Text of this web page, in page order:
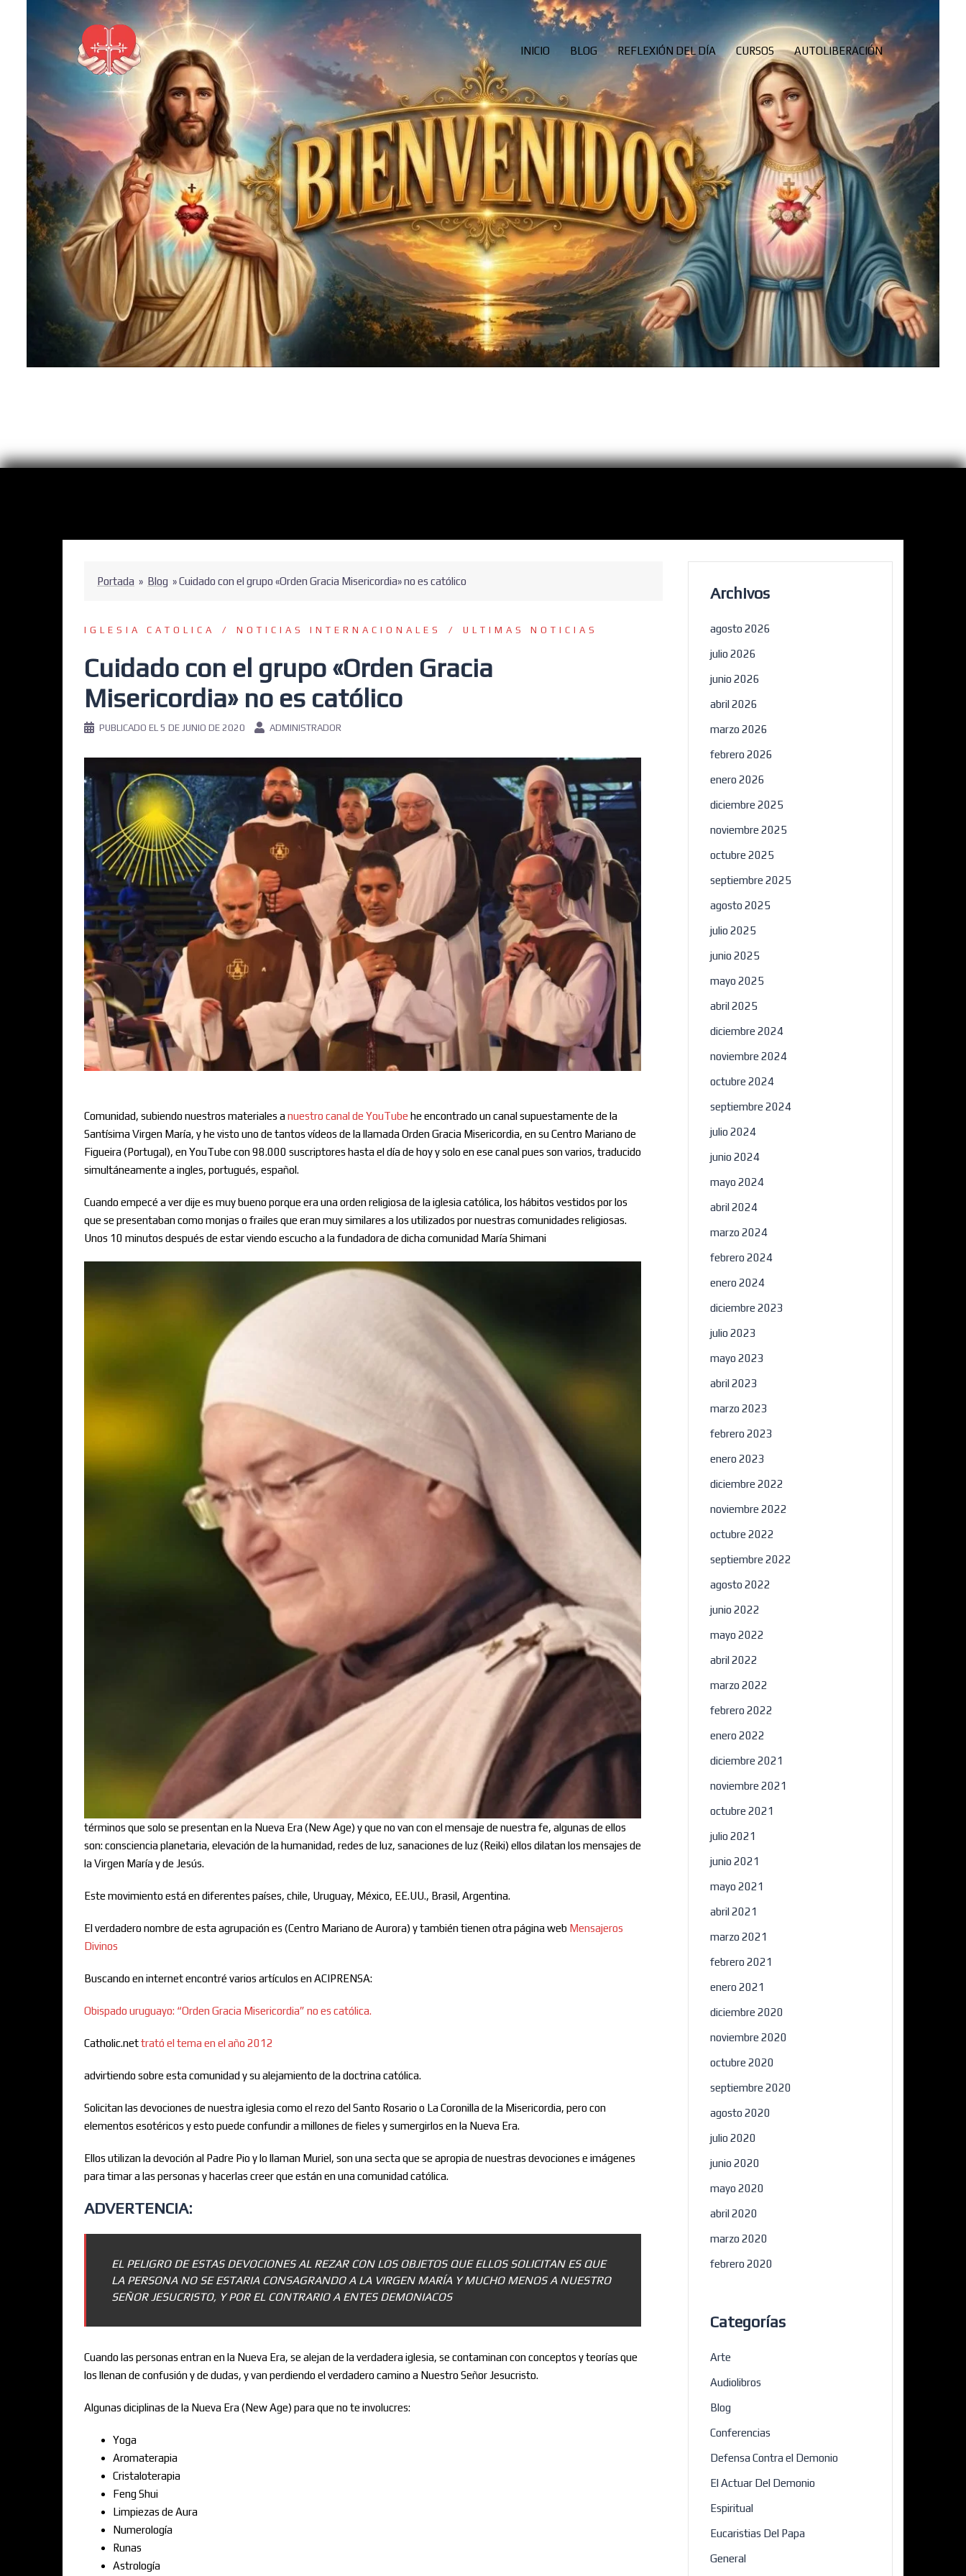
INICIO BLOG REFLEXIÓN DEL DÍA CURSOS AUTOLIBERACIÓN
Portada » Blog »Cuidado con el grupo «Orden Gracia Misericordia» no es católico
IGLESIA CATOLICA NOTICIAS INTERNACIONALES ULTIMAS NOTICIAS
Cuidado con el grupo «Orden Gracia
Misericordia» no es católico
PUBLICADO EL 5 DE JUNIO DE 2020 ADMINISTRADOR
Comunidad, subiendo nuestros materiales anuestro canal de YouTube he encontrado un canal supuestamente de la
Santísima Virgen María, y he visto uno de tantos vídeos de la llamada Orden Gracia Misericordia, en su Centro Mariano de
Figueira (Portugal), en YouTube con 98.000 suscriptores hasta el día de hoy y solo en ese canal pues son varios, traducido
simultáneamente a ingles, portugués, español.
Cuando empecé a ver dije es muy bueno porque era una orden religiosa de la iglesia católica, los hábitos vestidos por los
que se presentaban como monjas o frailes que eran muy similares a los utilizados por nuestras comunidades religiosas.
Unos 10 minutos después de estar viendo escucho a la fundadora de dicha comunidad María Shimani
términos que solo se presentan en la Nueva Era (New Age) y que no van con el mensaje de nuestra fe, algunas de ellos
son: consciencia planetaria, elevación de la humanidad, redes de luz, sanaciones de luz (Reiki) ellos dilatan los mensajes de
la Virgen María y de Jesús.
Este movimiento está en diferentes países, chile, Uruguay, México, EE.UU., Brasil, Argentina.
El verdadero nombre de esta agrupación es (Centro Mariano de Aurora) y también tienen otra página web Mensajeros
Divinos
Buscando en internet encontré varios artículos en ACIPRENSA:
Obispado uruguayo: “Orden Gracia Misericordia” no es católica.
Catholic.nettrató el tema en el año 2012
advirtiendo sobre esta comunidad y su alejamiento de la doctrina católica.
Solicitan las devociones de nuestra iglesia como el rezo del Santo Rosario o La Coronilla de la Misericordia, pero con
elementos esotéricos y esto puede confundir a millones de fieles y sumergirlos en la Nueva Era.
Ellos utilizan la devoción al Padre Pio y lo llaman Muriel, son una secta que se apropia de nuestras devociones e imágenes
para timar a las personas y hacerlas creer que están en una comunidad católica.
ADVERTENCIA:
EL PELIGRO DE ESTAS DEVOCIONES AL REZAR CON LOS OBJETOS QUE ELLOS SOLICITAN ES QUE
LA PERSONA NO SE ESTARIA CONSAGRANDO A LA VIRGEN MARÍA Y MUCHO MENOS A NUESTRO
SEÑOR JESUCRISTO, Y POR EL CONTRARIO A ENTES DEMONIACOS
Cuando las personas entran en la Nueva Era, se alejan de la verdadera iglesia, se contaminan con conceptos y teorías que
los llenan de confusión y de dudas, y van perdiendo el verdadero camino a Nuestro Señor Jesucristo.
Algunas diciplinas de la Nueva Era (New Age) para que no te involucres:
Yoga
Aromaterapia
Cristaloterapia
Feng Shui
Limpiezas de Aura
Numerología
Runas
Astrología
Archivos
agosto 2026
julio 2026
junio 2026
abril 2026
marzo 2026
febrero 2026
enero 2026
diciembre 2025
noviembre 2025
octubre 2025
septiembre 2025
agosto 2025
julio 2025
junio 2025
mayo 2025
abril 2025
diciembre 2024
noviembre 2024
octubre 2024
septiembre 2024
julio 2024
junio 2024
mayo 2024
abril 2024
marzo 2024
febrero 2024
enero 2024
diciembre 2023
julio 2023
mayo 2023
abril 2023
marzo 2023
febrero 2023
enero 2023
diciembre 2022
noviembre 2022
octubre 2022
septiembre 2022
agosto 2022
junio 2022
mayo 2022
abril 2022
marzo 2022
febrero 2022
enero 2022
diciembre 2021
noviembre 2021
octubre 2021
julio 2021
junio 2021
mayo 2021
abril 2021
marzo 2021
febrero 2021
enero 2021
diciembre 2020
noviembre 2020
octubre 2020
septiembre 2020
agosto 2020
julio 2020
junio 2020
mayo 2020
abril 2020
marzo 2020
febrero 2020
Categorías
Arte
Audiolibros
Blog
Conferencias
Defensa Contra el Demonio
El Actuar Del Demonio
Espiritual
Eucaristias Del Papa
General
Suscribete para recibir nuestras publicaciones.